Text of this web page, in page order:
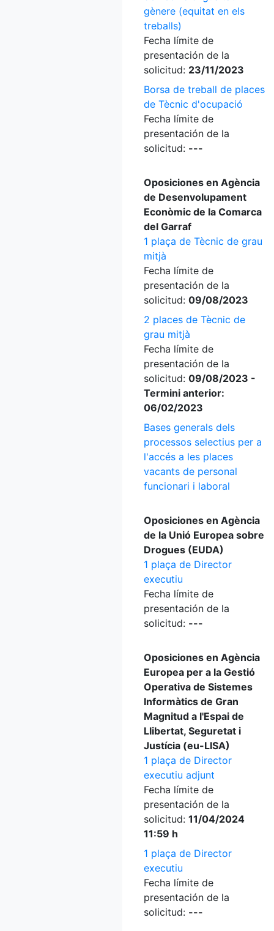
gènere (equitat en els
treballs)
Fecha límite de
presentación de la
solicitud: 23/11/2023
Borsa de treball de places
de Tècnic d'ocupació
Fecha límite de
presentación de la
solicitud: ---
Oposiciones en Agència
de Desenvolupament
Econòmic de la Comarca
del Garraf
1 plaça de Tècnic de grau
mitjà
Fecha límite de
presentación de la
solicitud: 09/08/2023
2 places de Tècnic de
grau mitjà
Fecha límite de
presentación de la
solicitud: 09/08/2023 -
Termini anterior:
06/02/2023
Bases generals dels
processos selectius per a
l'accés a les places
vacants de personal
funcionari i laboral
Oposiciones en Agència
de la Unió Europea sobre
Drogues (EUDA)
1 plaça de Director
executiu
Fecha límite de
presentación de la
solicitud: ---
Oposiciones en Agència
Europea per a la Gestió
Operativa de Sistemes
Informàtics de Gran
Magnitud a l'Espai de
Llibertat, Seguretat i
Justícia (eu-LISA)
1 plaça de Director
executiu adjunt
Fecha límite de
presentación de la
solicitud: 11/04/2024
11:59 h
1 plaça de Director
executiu
Fecha límite de
presentación de la
solicitud: ---